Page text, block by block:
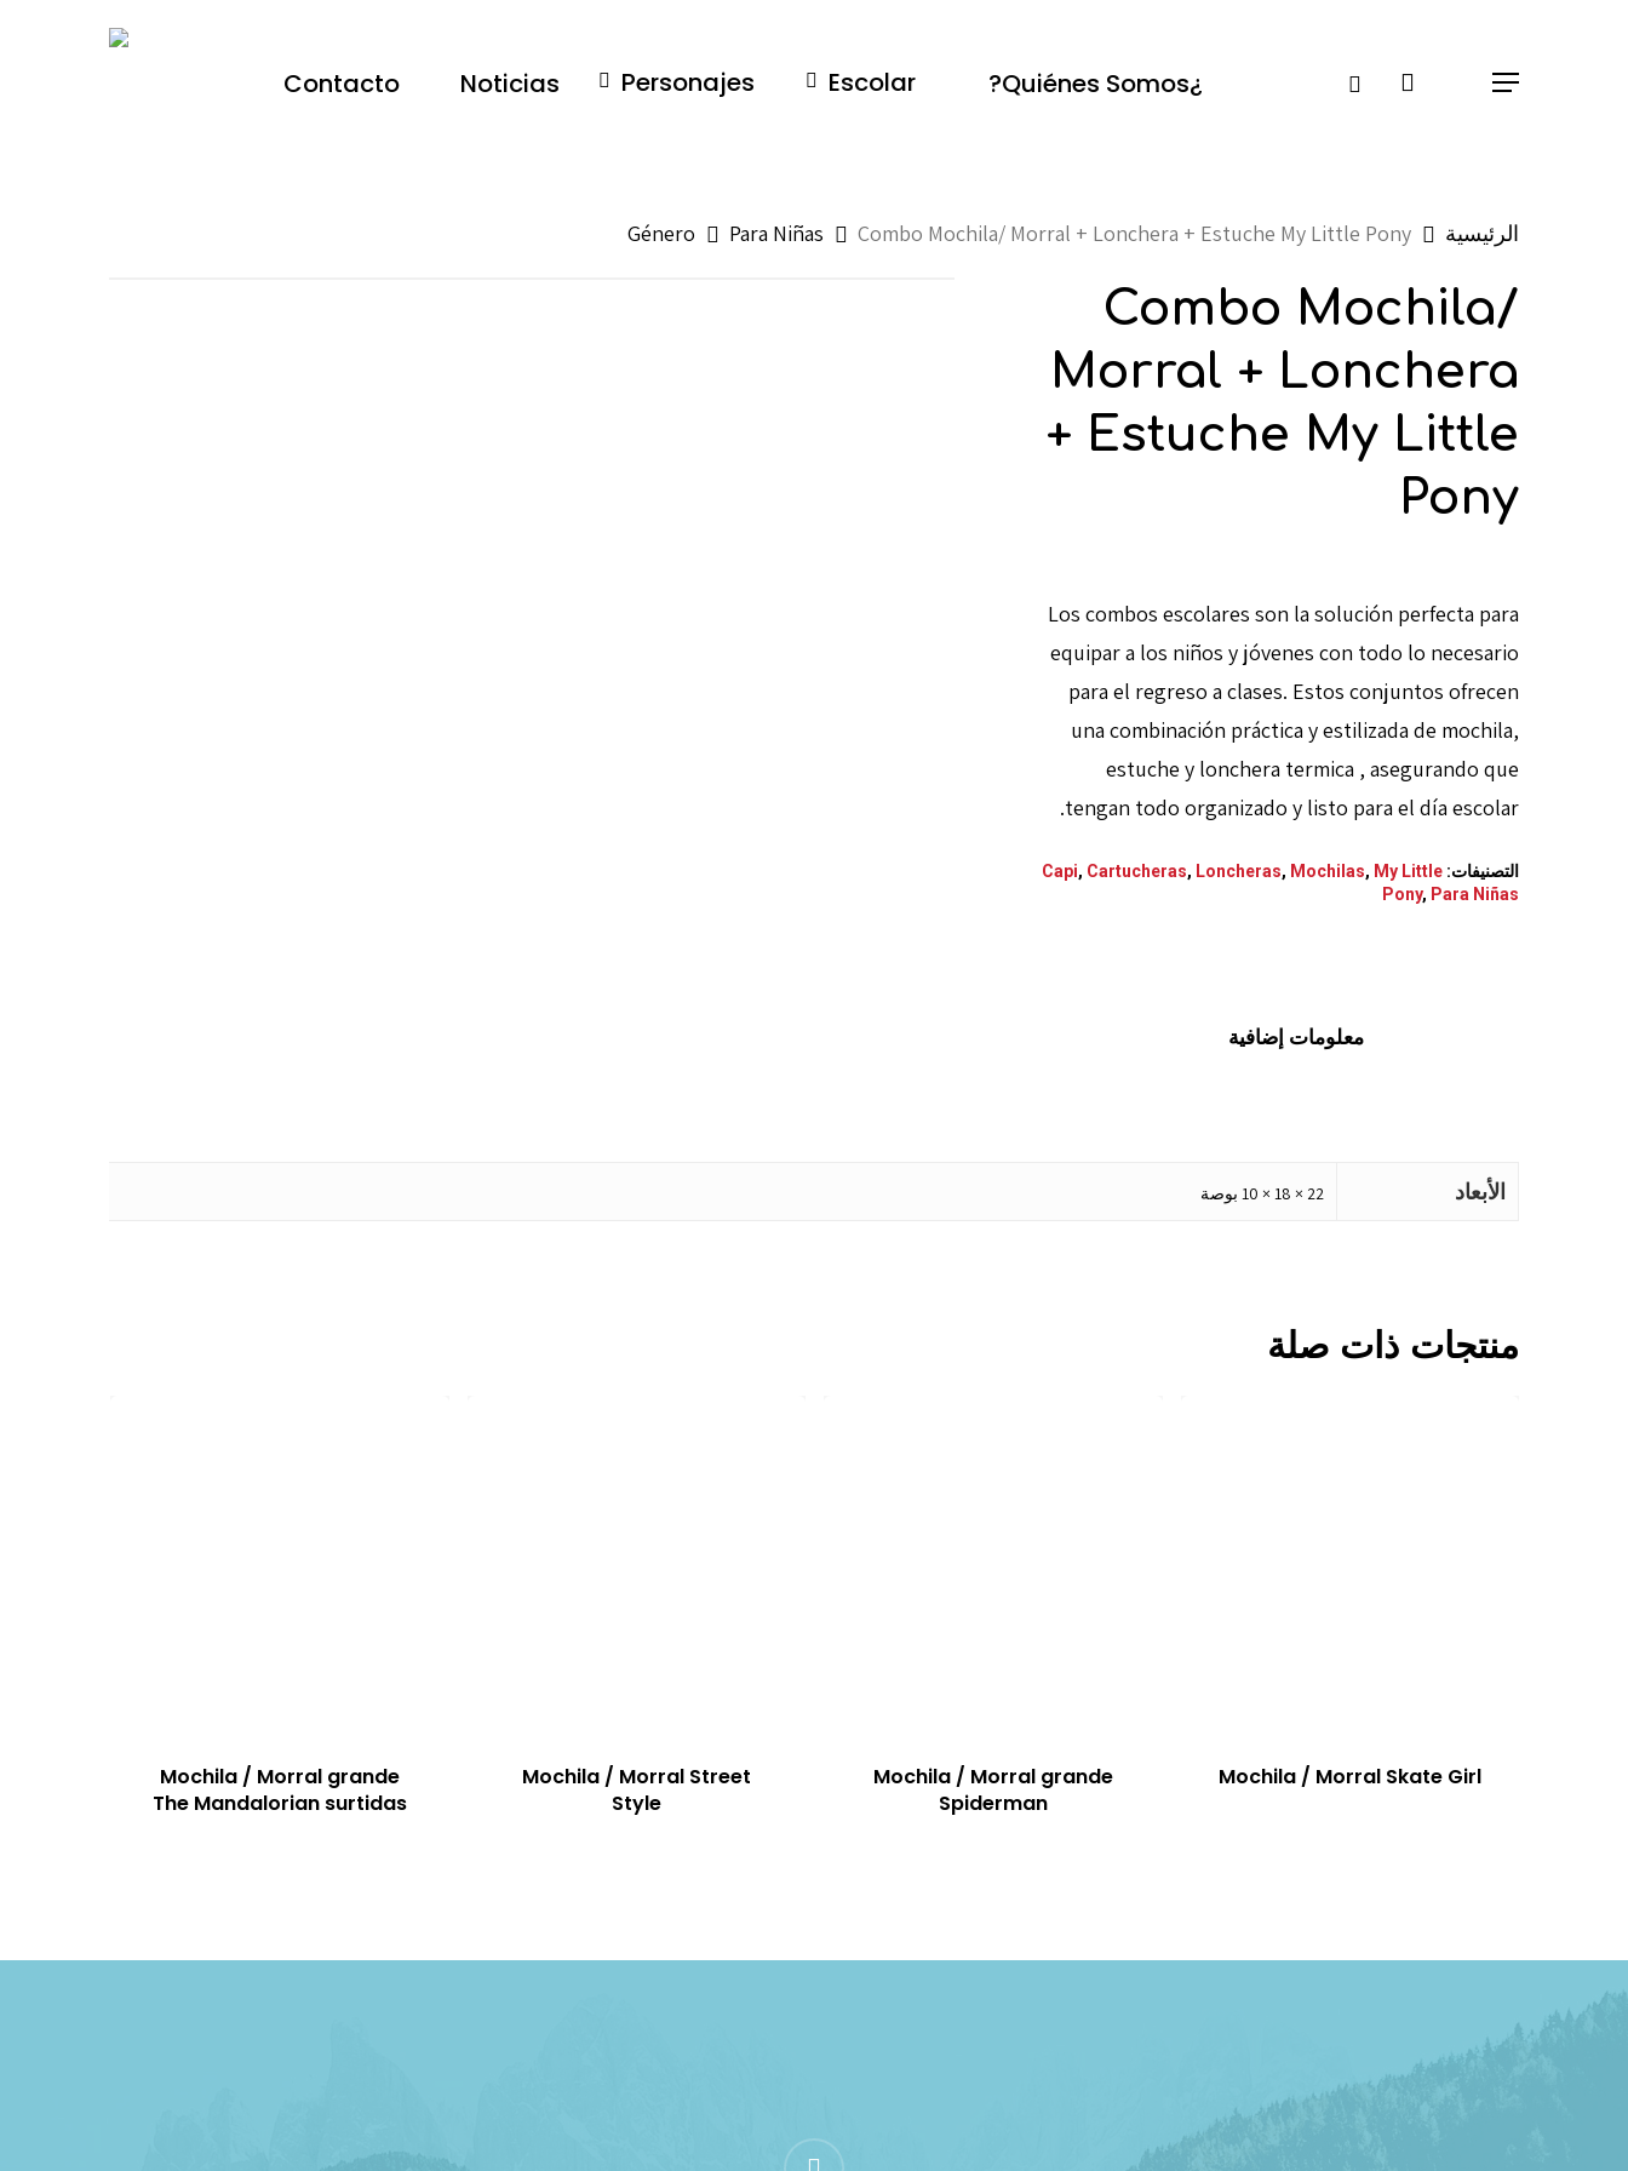
¿Quiénes Somos?
Escolar
Personajes
Noticias
Contacto Instagramsearch Menu
الرئيسية Género Para Niñas Combo Mochila/ Morral + Lonchera + Estuche My Little Pony
Combo Mochila/
Morral + Lonchera
+ Estuche My Little
Pony
Los combos escolares son la solución perfecta para
equipar a los niños y jóvenes con todo lo necesario
para el regreso a clases. Estos conjuntos ofrecen
una combinación práctica y estilizada de mochila,
estuche y lonchera termica , asegurando que
tengan todo organizado y listo para el día escolar.
التصنيفات: Capi, Cartucheras, Loncheras, Mochilas, My Little
Pony, Para Niñas
معلومات إضافية
الأبعاد 22 × 18 × 10 بوصة
منتجات ذات صلة
Mochila / Morral Skate Girl
Mochila / Morral grande
Spiderman
Mochila / Morral Street
Style
Mochila / Morral grande
The Mandalorian surtidas
instagram